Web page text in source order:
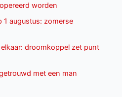
worden
1 augustus: zomerse
droomkoppel zet punt
met een man